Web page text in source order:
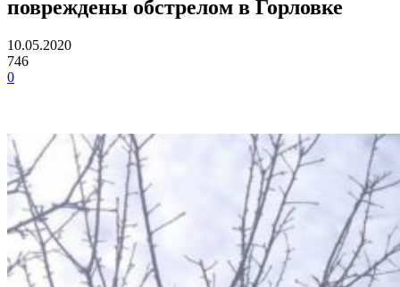
повреждены обстрелом в Горловке
10.05.2020
746
0